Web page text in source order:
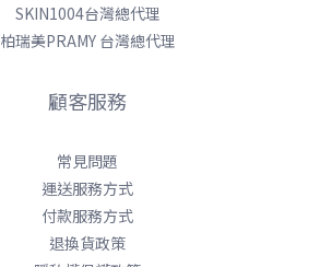
SKIN1004台灣總代理
柏瑞美PRAMY 台灣總代理
顧客服務
常見問題
運送服務方式
付款服務方式
退換貨政策